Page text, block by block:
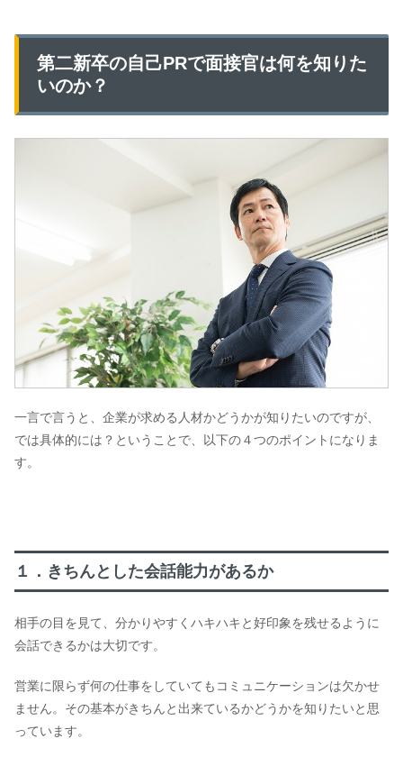
第二新卒の自己PRで面接官は何を知りた
いのか？
一言で言うと、企業が求める人材かどうかが知りたいのですが、
では具体的には？ということで、以下の４つのポイントになりま
す。
１．きちんとした会話能力があるか
相手の目を見て、分かりやすくハキハキと好印象を残せるように
会話できるかは大切です。
営業に限らず何の仕事をしていてもコミュニケーションは欠かせ
ません。その基本がきちんと出来ているかどうかを知りたいと思
っています。